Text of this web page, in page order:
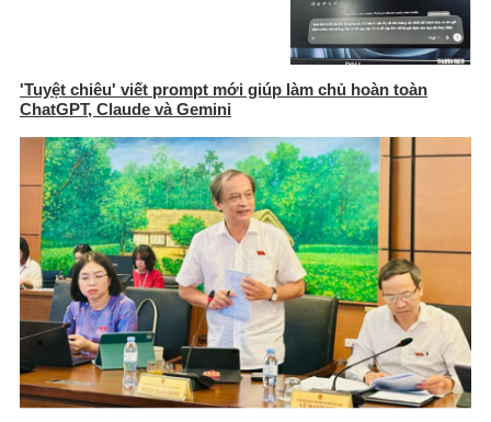
'Tuyệt chiêu' viết prompt mới giúp làm chủ hoàn toàn
ChatGPT, Claude và Gemini